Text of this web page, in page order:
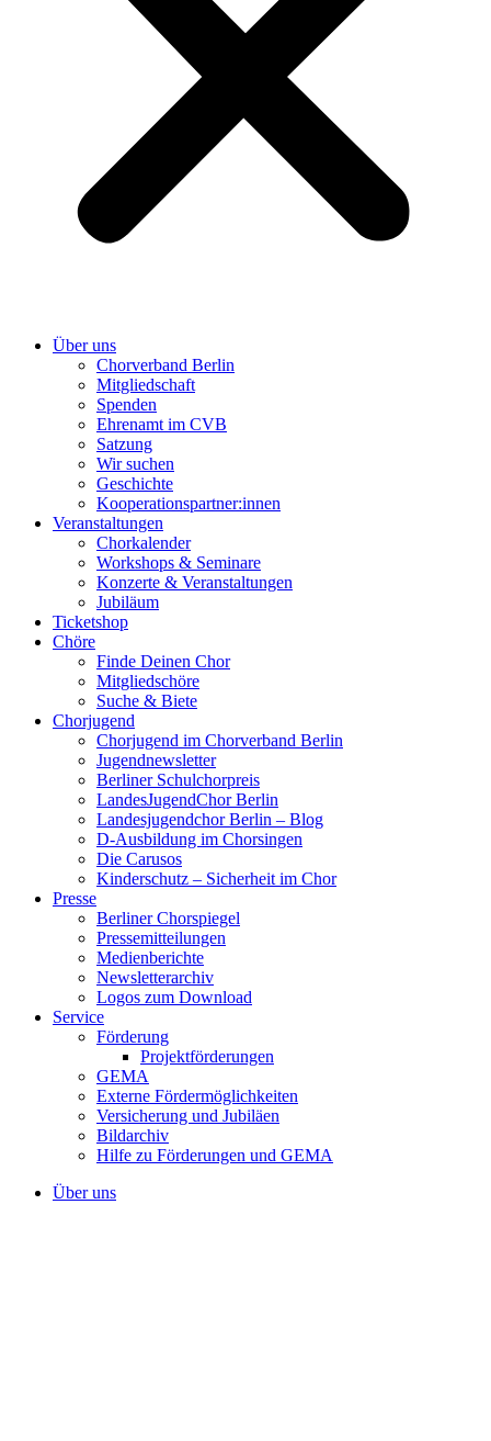
Über uns
Chorverband Berlin
Mitgliedschaft
Spenden
Ehrenamt im CVB
Satzung
Wir suchen
Geschichte
Kooperationspartner:innen
Veranstaltungen
Chorkalender
Workshops & Seminare
Konzerte & Veranstaltungen
Jubiläum
Ticketshop
Chöre
Finde Deinen Chor
Mitgliedschöre
Suche & Biete
Chorjugend
Chorjugend im Chorverband Berlin
Jugendnewsletter
Berliner Schulchorpreis
LandesJugendChor Berlin
Landesjugendchor Berlin – Blog
D-Ausbildung im Chorsingen
Die Carusos
Kinderschutz – Sicherheit im Chor
Presse
Berliner Chorspiegel
Pressemitteilungen
Medienberichte
Newsletterarchiv
Logos zum Download
Service
Förderung
Projektförderungen
GEMA
Externe Fördermöglichkeiten
Versicherung und Jubiläen
Bildarchiv
Hilfe zu Förderungen und GEMA
Über uns